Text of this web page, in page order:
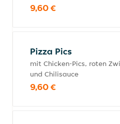
9,60 €
Pizza Pics
mit Chicken-Pics, roten
und Chilisauce
9,60 €